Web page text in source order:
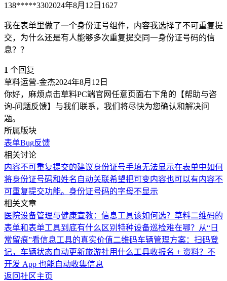
138*****3302024年8月12日 1627
我在表单里做了一个身份证号组件，内容我选择了不可重复提
交，为什么还是有人能够多次重复提交同一身份证号码的信
息？？
1 个回复
草料运营-金杰2024年8月12日
你好，麻烦点击草料PC端官网任意页面右下角的【帮助与咨
询-问题反馈】与我们联系，我们将尽快为您确认和解决问
题。
所属版块
表单Bug反馈
相关讨论
内容不可重复提交的建议身份证号手填无法显示在表单中如何
将身份证号码和姓名自动关联希望把可变内容也可以有内容不
可重复提交功能。 身份证号码的字母不显示
相关文章
医院设备管理与健康宣教：信息工具该如何选？ 草料二维码的
表单和表单工具到底有什么区别 特种设备巡检难在哪？从“日
常留痕”看信息工具的真实价值二维码车辆管理方案：扫码登
记，车辆状态自动更新旅游社用什么工具收报名 + 资料？不
开发 App 也能自动收集信息
返回社区主页